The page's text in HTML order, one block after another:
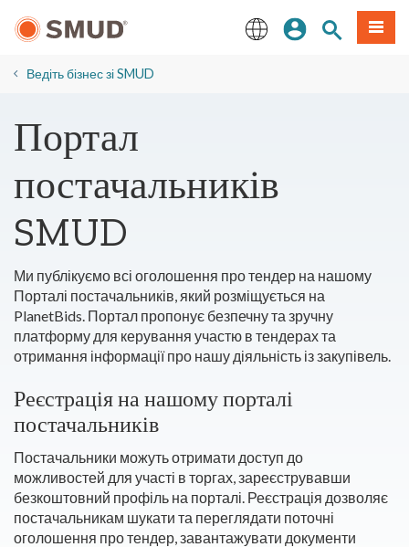
до
змісту
Увійдіть
Пошук по
Меню
Ведіть бізнес зі SMUD
Портал
постачальників
SMUD
Ми публікуємо всі оголошення про тендер на нашому
Порталі постачальників, який розміщується на
PlanetBids. Портал пропонує безпечну та зручну
платформу для керування участю в тендерах та
отримання інформації про нашу діяльність із закупівель.
Реєстрація на нашому порталі
постачальників
Постачальники можуть отримати доступ до
можливостей для участі в торгах, зареєструвавши
безкоштовний профіль на порталі. Реєстрація дозволяє
постачальникам шукати та переглядати поточні
оголошення про тендер, завантажувати документи